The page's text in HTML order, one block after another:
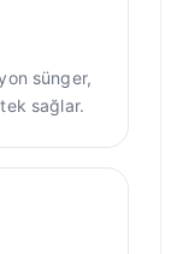
sünger,
sağlar.